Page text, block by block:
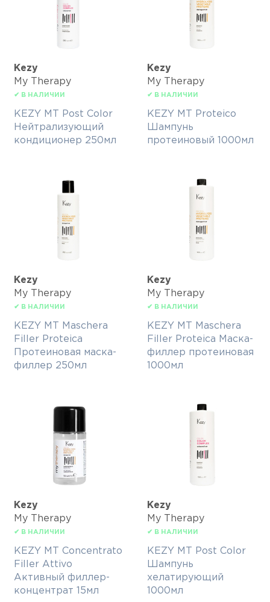
Kezy
My Therapy
✔ В НАЛИЧИИ
KEZY MT Post Color
Нейтрализующий
кондиционер 250мл
Kezy
My Therapy
✔ В НАЛИЧИИ
KEZY MT Proteico
Шампунь
протеиновый 1000мл
Kezy
My Therapy
✔ В НАЛИЧИИ
KEZY MT Maschera
Filler Proteica
Протеиновая маска-
филлер 250мл
Kezy
My Therapy
✔ В НАЛИЧИИ
KEZY MT Maschera
Filler Proteica Маска-
филлер протеиновая
1000мл
Kezy
My Therapy
✔ В НАЛИЧИИ
KEZY MT Concentrato
Filler Attivo
Активный филлер-
концентрат 15мл
Kezy
My Therapy
✔ В НАЛИЧИИ
KEZY MT Post Color
Шампунь
хелатирующий
1000мл